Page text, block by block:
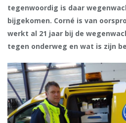
tegenwoordig is daar
bijgekomen. Corné is van
werkt al 21 jaar bij de
tegen onderweg en wat is zijn